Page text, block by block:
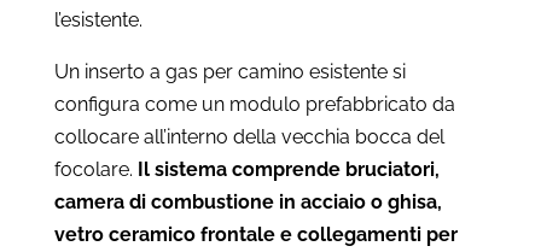
l’esistente.
Un inserto a gas per camino esistente si
configura come un modulo prefabbricato da
collocare all’interno della vecchia bocca del
focolare. Il sistema comprende bruciatori,
camera di combustione in acciaio o ghisa,
vetro ceramico frontale e collegamenti per